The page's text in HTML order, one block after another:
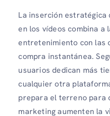
La inserción estratégica
en los vídeos combina a
entretenimiento con las
compra instantánea.
usuarios dedican más
cualquier otra
prepara el terreno para
marketing aumenten la